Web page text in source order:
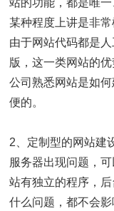
站的功能，都是唯
某种程度上讲是非常
由于网站代码都是
版，这一类网站的
公司熟悉网站是如
便的。
2、定制型的网站建
服务器出现问题，
站有独立的程序，
什么问题，都不会